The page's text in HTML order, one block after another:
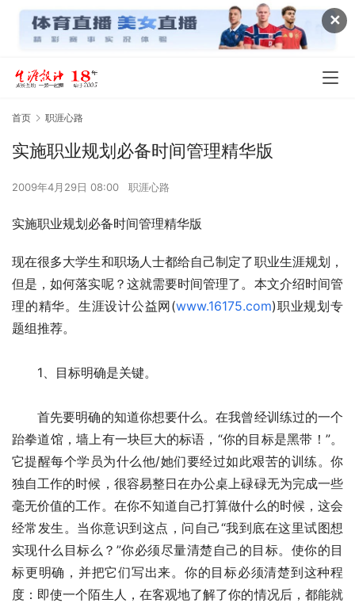
✕
首页 职涯心路
实施职业规划必备时间管理精华版
2009年4月29日 08:00 职涯心路
实施职业规划必备时间管理精华版
现在很多大学生和职场人士都给自己制定了职业生涯规划，
但是，如何落实呢？这就需要时间管理了。本文介绍时间管
理的精华。生涯设计公益网(www.16175.com)职业规划专
题组推荐。
1、目标明确是关键。
首先要明确的知道你想要什么。在我曾经训练过的一个
跆拳道馆，墙上有一块巨大的标语，“你的目标是黑带！”。
它提醒每个学员为什么他/她们要经过如此艰苦的训练。你
独自工作的时候，很容易整日在办公桌上碌碌无为完成一些
毫无价值的工作。在你不知道自己打算做什么的时候，这会
经常发生。当你意识到这点，问自己“我到底在这里试图想
实现什么目标么？”你必须尽量清楚自己的目标。使你的目
标更明确，并把它们写出来。你的目标必须清楚到这种程
度：即使一个陌生人，在客观地了解了你的情况后，都能就